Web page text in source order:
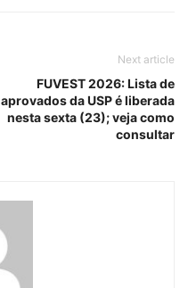
Next article
FUVEST 2026: Lista de
aprovados da USP é liberada
nesta sexta (23); veja como
consultar